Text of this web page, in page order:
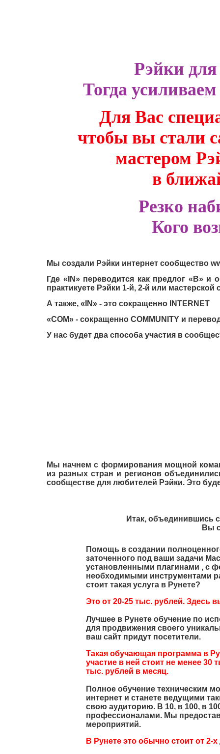
Рэйки
Тогда
Для Вас
чтобы вы стали
мастером
в
Резко
Кого
Мы создали Рэйки интернет сообщество
Где «IN» переводится как предлог «В» и
практикуете Рэйки 1-й, 2-й или мастерской
А также, «IN» - это сокращенно INTERNET
«COM» - сокращенно COMMUNITY и
У нас будет два способа участия в
Мы начнем с формирования мощной
из разных стран и регионов
сообществе для любителей Рэйки. Это
Итак, объединившись
Вы
Помощь в создании
заточенного под ваши задачи
установленными плагинами , с
необходимыми инструментами
стоит такая услуга в Рунете?
Это от 20-25 тыс. рублей. Здесь
Лучшее в Рунете обучение по
для продвижения своего
ваш сайт придут посетители.
Такая обучающая программа в
участие в ней стоит не менее 30
тыс. рублей в месяц.
Полное обучение техническим
интернет и станете ведущими
свою аудиторию. В 10, в 100, в
профессионалами. Мы
мероприятий.
В Рунете это обычно стоит от 2-